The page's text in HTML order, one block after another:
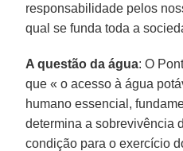
responsabilidade pelos
qual se funda toda a
A questão da água: O
que « o acesso à água
humano essencial,
determina a sobrevivência
condição para o exercício